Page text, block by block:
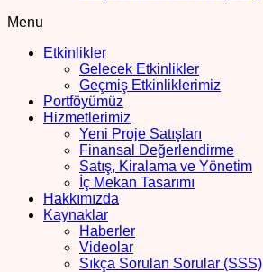
Menu
Etkinlikler
Gelecek Etkinlikler
Geçmiş Etkinliklerimiz
Portföyümüz
Hizmetlerimiz
Yeni Proje Satışları
Finansal Değerlendirme
Satış, Kiralama ve Yönetim
İç Mekan Tasarımı
Hakkımızda
Kaynaklar
Haberler
Videolar
Sıkça Sorulan Sorular (SSS)